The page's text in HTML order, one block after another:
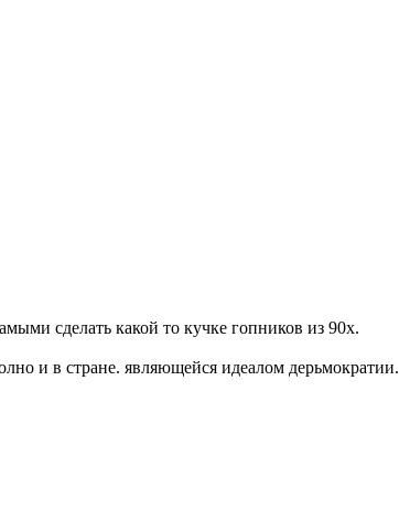
сделать какой то кучке гопников из 90х.
и в стране. являющейся идеалом дерьмократии.